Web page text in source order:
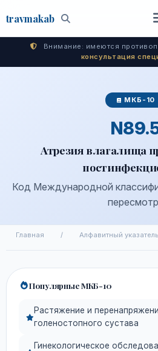
travmakab Поиск
Внимание: имеются
консультация
МКБ-10
Атрезия влагалища
Код Международной
Главная / Алфавитный
Популярные МКБ-10
Растяжение и
голеностопного сустава
Гинекологическое